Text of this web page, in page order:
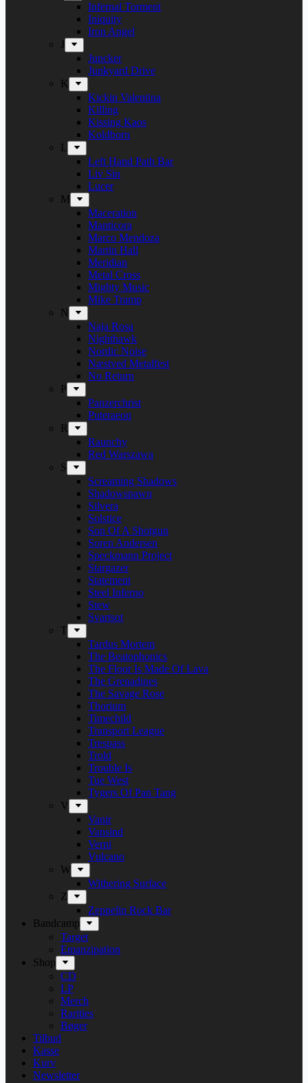
Infernal Torment
Iniquity
Iron Angel
J
Juncker
Junkyard Drive
K
Kickin Valentina
Killing
Kissing Kaos
Koldborn
L
Left Hand Path Bar
Liv Sin
Lucer
M
Maceration
Manticora
Marco Mendoza
Martin Hall
Meridian
Metal Cross
Mighty Music
Mike Tramp
N
Naja Rosa
Nighthawk
Nordic Noise
Næstved Metalfest
No Return
P
Panzerchrist
Puteraeon
R
Raunchy
Red Warszawa
S
Screaming Shadows
Shadowspawn
Silvera
Solstice
Son Of A Shotgun
Soren Andersen
Speckmann Project
Stargazer
Statement
Steel Inferno
Stew
Svartsot
T
Tardus Mortem
The Beatophonics
The Floor Is Made Of Lava
The Grenadines
The Savage Rose
Thorium
Timechild
Transport League
Trespass
Trold
Trouble Is
Tue West
Tygers Of Pan Tang
V
Vanir
Vansind
Verni
Vulcano
W
Withering Surface
Z
Zeppelin Rock Bar
Bandcamp
Target
Emanzipation
Shop
CD
LP
Merch
Rarities
Bøger
Tilbud
Kasse
Kurv
Newsletter